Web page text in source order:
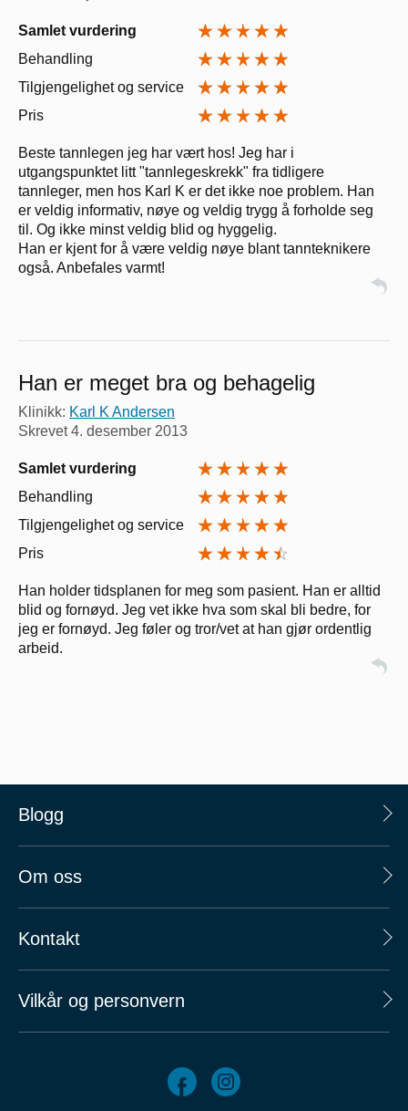
Samlet vurdering
Behandling
Tilgjengelighet og service
Pris
Beste tannlegen jeg har vært hos! Jeg har i
utgangspunktet litt "tannlegeskrekk" fra tidligere
tannleger, men hos Karl K er det ikke noe problem. Han
er veldig informativ, nøye og veldig trygg å forholde seg
til. Og ikke minst veldig blid og hyggelig.
Han er kjent for å være veldig nøye blant tannteknikere
også. Anbefales varmt!
Han er meget bra og behagelig
Klinikk: Karl K Andersen
Skrevet4. desember 2013
Samlet vurdering
Behandling
Tilgjengelighet og service
Pris
Han holder tidsplanen for meg som pasient. Han er alltid
blid og fornøyd. Jeg vet ikke hva som skal bli bedre, for
jeg er fornøyd. Jeg føler og tror/vet at han gjør ordentlig
arbeid.
Blogg
Om oss
Kontakt
Vilkår og personvern